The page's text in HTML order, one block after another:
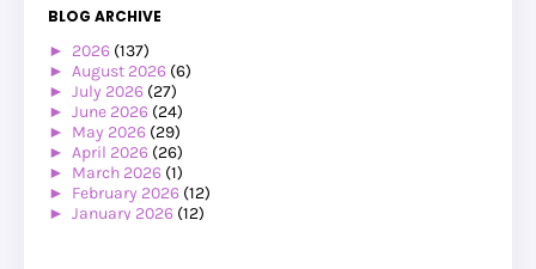
BLOG ARCHIVE
► 2026 (137)
► August 2026 (6)
► July 2026 (27)
► June 2026 (24)
► May 2026 (29)
► April 2026 (26)
► March 2026 (1)
► February 2026 (12)
► January 2026 (12)